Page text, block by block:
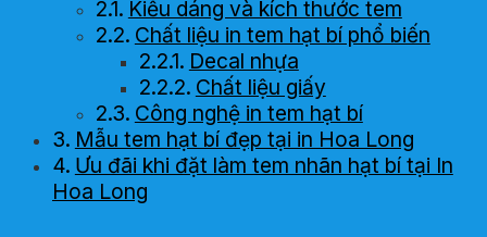
Kiểu dáng và kích thước tem
Chất liệu in tem hạt bí phổ biến
Decal nhựa
Chất liệu giấy
Công nghệ in tem hạt bí
Mẫu tem hạt bí đẹp tại in Hoa Long
Ưu đãi khi đặt làm tem nhãn hạt bí tại In
Hoa Long